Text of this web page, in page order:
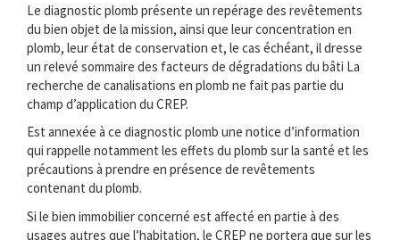
Le diagnostic plomb présente un repérage des revêtements
du bien objet de la mission, ainsi que leur concentration en
plomb, leur état de conservation et, le cas échéant, il dresse
un relevé sommaire des facteurs de dégradations du bâti La
recherche de canalisations en plomb ne fait pas partie du
champ d’application du CREP.
Est annexée à ce diagnostic plomb une notice d’information
qui rappelle notamment les effets du plomb sur la santé et les
précautions à prendre en présence de revêtements
contenant du plomb.
Si le bien immobilier concerné est affecté en partie à des
usages autres que l’habitation, le CREP ne portera que sur les